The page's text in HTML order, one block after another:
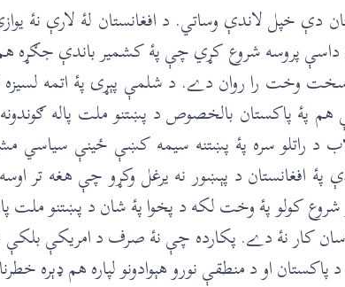
دې خپل لاندې وساتي. د افغانستان لۀ لارې نۀ
داسې پروسه شروع کړي چې پۀ کشمير باندې جګړه
سخت وخت را روان دے. د شلمې پېړۍ پۀ اتمه
پۀ پاکستان بالخصوص د پښتنو ملت پاله
د راتلو سره پۀ پښتنه سيمه کښې ځينې سياسي
پۀ افغانستان د پېښور نه يرغل وکړو چې هغه تر
کولو پۀ وخت لکه د پخوا پۀ شان د پښتنو ملت
کار نۀ دے. پکارده چې نۀ صرف د امريکې
او د منطقې نورو هېوادونو لپاره هم ډېره